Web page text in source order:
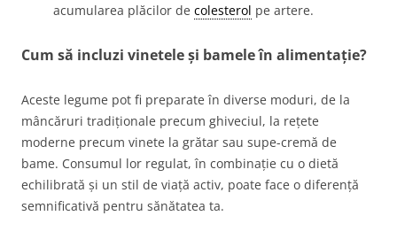
acumularea plăcilor de colesterol pe artere.
Cum să incluzi vinetele și bamele în alimentație?
Aceste legume pot fi preparate în diverse moduri, de la
mâncăruri tradiționale precum ghiveciul, la rețete
moderne precum vinete la grătar sau supe-cremă de
bame. Consumul lor regulat, în combinație cu o dietă
echilibrată și un stil de viață activ, poate face o diferență
semnificativă pentru sănătatea ta.